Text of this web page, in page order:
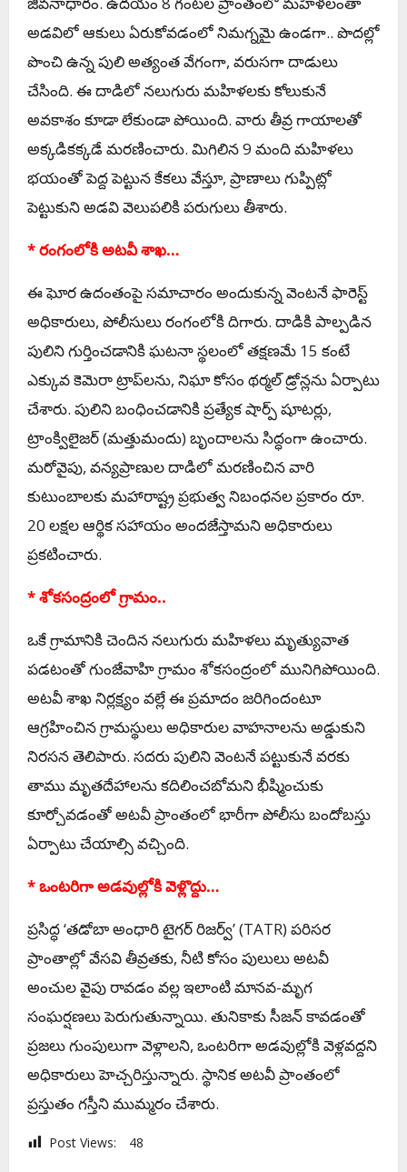
అడవిలో ఆకులు ఏరుకోవడంలో నిమగ్నమై ఉండగా.. పొదల్లో
పొంచి ఉన్న పులి అత్యంత వేగంగా, వరుసగా దాడులు
చేసింది. ఈ దాడిలో నలుగురు మహిళలకు కోలుకునే
అవకాశం కూడా లేకుండా పోయింది. వారు తీవ్ర గాయాలతో
అక్కడికక్కడే మరణించారు. మిగిలిన 9 మంది మహిళలు
భయంతో పెద్ద పెట్టున కేకలు వేస్తూ, ప్రాణాలు గుప్పిట్లో
పెట్టుకుని అడవి వెలుపలికి పరుగులు తీశారు.
* రంగంలోకి అటవీ శాఖ…
ఈ ఘోర ఉదంతంపై సమాచారం అందుకున్న వెంటనే ఫారెస్ట్
అధికారులు, పోలీసులు రంగంలోకి దిగారు. దాడికి పాల్పడిన
పులిని గుర్తించడానికి ఘటనా స్థలంలో తక్షణమే 15 కంటే
ఎక్కువ కెమెరా ట్రాప్‌లను, నిఘా కోసం థర్మల్ డ్రోన్లను ఏర్పాటు
చేశారు. పులిని బంధించడానికి ప్రత్యేక షార్ప్ షూటర్లు,
ట్రాంక్విలైజర్ (మత్తుమందు) బృందాలను సిద్ధంగా ఉంచారు.
మరోవైపు, వన్యప్రాణుల దాడిలో మరణించిన వారి
కుటుంబాలకు మహారాష్ట్ర ప్రభుత్వ నిబంధనల ప్రకారం రూ.
20 లక్షల ఆర్థిక సహాయం అందజేస్తామని అధికారులు
ప్రకటించారు.
* శోకసంద్రంలో గ్రామం..
ఒకే గ్రామానికి చెందిన నలుగురు మహిళలు మృత్యువాత
పడటంతో గుంజేవాహి గ్రామం శోకసంద్రంలో మునిగిపోయింది.
అటవీ శాఖ నిర్లక్ష్యం వల్లే ఈ ప్రమాదం జరిగిందంటూ
ఆగ్రహించిన గ్రామస్థులు అధికారుల వాహనాలను అడ్డుకుని
నిరసన తెలిపారు. సదరు పులిని వెంటనే పట్టుకునే వరకు
తాము మృతదేహాలను కదిలించబోమని భీష్మించుకు
కూర్చోవడంతో అటవీ ప్రాంతంలో భారీగా పోలీసు బందోబస్తు
ఏర్పాటు చేయాల్సి వచ్చింది.
* ఒంటరిగా అడవుల్లోకి వెళ్లొద్దు…
ప్రసిద్ధ ‘తడోబా అంధారి టైగర్ రిజర్వ్’ (TATR) పరిసర
ప్రాంతాల్లో వేసవి తీవ్రతకు, నీటి కోసం పులులు అటవీ
అంచుల వైపు రావడం వల్ల ఇలాంటి మానవ-మృగ
సంఘర్షణలు పెరుగుతున్నాయి. తునికాకు సీజన్ కావడంతో
ప్రజలు గుంపులుగా వెళ్లాలని, ఒంటరిగా అడవుల్లోకి వెళ్లవద్దని
అధికారులు హెచ్చరిస్తున్నారు. స్థానిక అటవీ ప్రాంతంలో
ప్రస్తుతం గస్తీని ముమ్మరం చేశారు.
Post Views: 48